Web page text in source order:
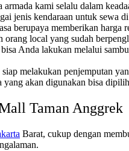
armada kami selalu dalam
jenis kendaraan untuk sewa
berupaya memberikan harga
orang local yang sudah
Anda lakukan melalui
melakukan penjemputan
yang akan digunakan bisa
Taman Anggrek
Barat, cukup dengan